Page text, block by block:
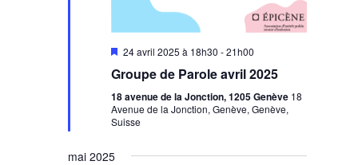
Mis
avant
24 avril 2025 à 18h30 -21h00
Groupe de Parole avril 2025
18 avenue de la Jonction, 1205 Genève 18
Avenue de la Jonction, Genève, Genève,
Suisse
mai 2025